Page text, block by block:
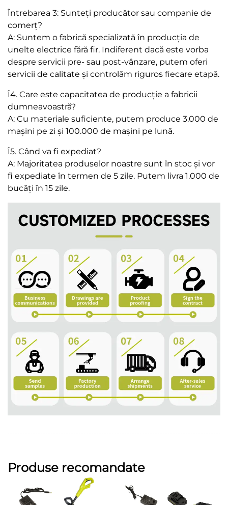
Întrebarea 3: Sunteți producător sau companie de
comerț?
A: Suntem o fabrică specializată în producția de
unelte electrice fără fir. Indiferent dacă este vorba
despre servicii pre- sau post-vânzare, putem oferi
servicii de calitate și controlăm riguros fiecare etapă.
Î4. Care este capacitatea de producție a fabricii
dumneavoastră?
A: Cu materiale suficiente, putem produce 3.000 de
mașini pe zi și 100.000 de mașini pe lună.
Î5. Când va fi expediat?
A: Majoritatea produselor noastre sunt în stoc și vor
fi expediate în termen de 5 zile. Putem livra 1.000 de
bucăți în 15 zile.
Produse recomandate